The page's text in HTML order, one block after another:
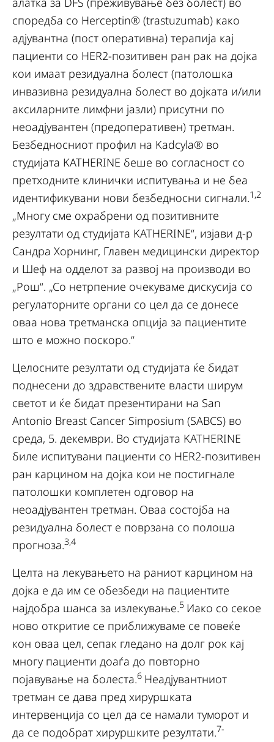
споредба со Herceptin® (trastuzumab) како
адјувантна (пост оперативна) терапија кај
пациенти со HER2-позитивен ран рак на дојка
кои имаат резидуална болест (патолошка
инвазивна резидуална болест во дојката и/или
аксиларните лимфни јазли) присутни по
неоадјувантен (предоперативен) третман.
Безбедносниот профил на Kadcyla® во
студијата KATHERINE беше во согласност со
претходните клинички испитувања и не беа
идентификувани нови безбедносни сигнали.1,2
„Многу сме охрабрени од позитивните
резултати од студијата KATHERINE“, изјави д-р
Сандра Хорнинг, Главен медицински директор
и Шеф на одделот за развој на производи во
„Рош“. „Со нетрпение очекуваме дискусија со
регулаторните органи со цел да се донесе
оваа нова третманска опција за пациентите
што е можно поскоро.“
Целосните резултати од студијата ќе бидат
поднесени до здравствените власти ширум
светот и ќе бидат презентирани на San
Antonio Breast Cancer Simposium (SABCS) во
среда, 5. декември. Во студијата KATHERINE
биле испитувани пациенти со HER2-позитивен
ран карцином на дојка кои не постигнале
патолошки комплетен одговор на
неоадјувантен третман. Оваа состојба на
резидуална болест е поврзана со полоша
прогноза.3,4
Целта на лекувањето на раниот карцином на
дојка е да им се обезбеди на пациентите
најдобра шанса за излекување.5 Иако со секое
ново откритие се приближуваме се повеќе
кон оваа цел, сепак гледано на долг рок кај
многу пациенти доаѓа до повторно
појавување на болеста.6 Неадјувантниот
третман се дава пред хируршката
интервенција со цел да се намали туморот и
да се подобрат хируршките резултати.7-